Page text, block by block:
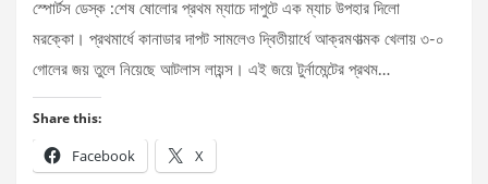
স্পোর্টস ডেস্ক :শেষ ষোলোর প্রথম ম্যাচে দাপুটে এক ম্যাচ উপহার দিলো
মরক্কো। প্রথমার্ধে কানাডার দাপট সামলেও দ্বিতীয়ার্ধে আক্রমণাত্মক খেলায় ৩-০
গোলের জয় তুলে নিয়েছে আটলাস লায়ন্স। এই জয়ে টুর্নামেন্টের প্রথম…
Share this:
Facebook X